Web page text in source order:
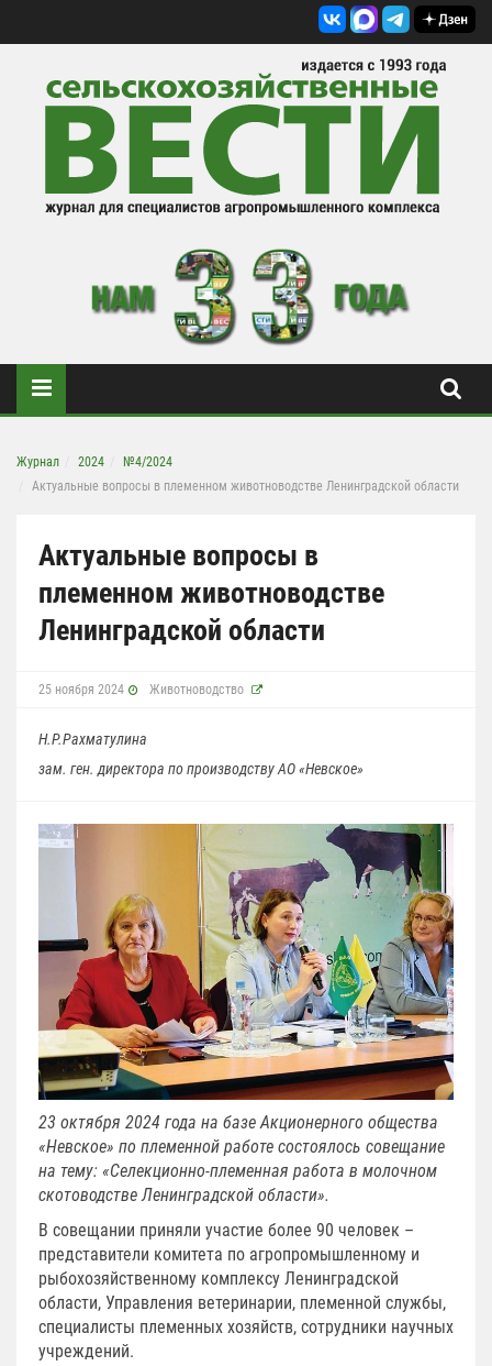
Журнал 2024
№4/2024
Актуальные вопросы в племенном животноводстве Ленинградской области
Актуальные вопросы в
племенном животноводстве
Ленинградской области
25 ноября 2024 Животноводство
Н.Р.Рахматулина
зам. ген. директора по производству АО «Невское»
23 октября 2024 года на базе Акционерного общества
«Невское» по племенной работе состоялось совещание
на тему: «Селекционно-племенная работа в молочном
скотоводстве Ленинградской области».
В совещании приняли участие более 90 человек –
представители комитета по агропромышленному и
рыбохозяйственному комплексу Ленинградской
области, Управления ветеринарии, племенной службы,
специалисты племенных хозяйств, сотрудники научных
учреждений.